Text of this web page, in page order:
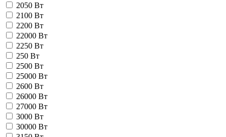
2050 Вт
2100 Вт
2200 Вт
22000 Вт
2250 Вт
250 Вт
2500 Вт
25000 Вт
2600 Вт
26000 Вт
27000 Вт
3000 Вт
30000 Вт